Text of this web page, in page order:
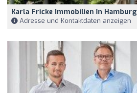
Karla Fricke Immobilien In Hamburg
Adresse und Kontaktdaten anzeigen